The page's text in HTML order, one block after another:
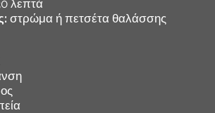
λεπτά
στρώμα ή πετσέτα θαλάσσης